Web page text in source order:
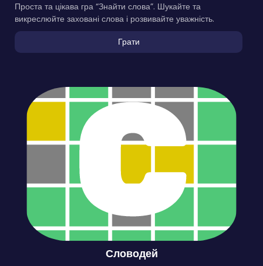
Проста та цікава гра “Знайти слова”. Шукайте та
викреслюйте заховані слова і розвивайте уважність.
Грати
Словодей